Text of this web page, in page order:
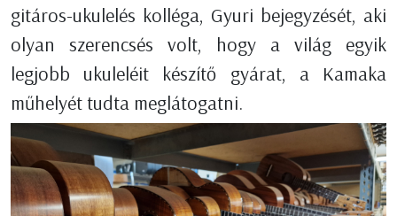
gitáros-ukulelés kolléga, Gyuri bejegyzését, aki
olyan szerencsés volt, hogy a világ egyik
legjobb ukuleléit készítő gyárat, a Kamaka
műhelyét tudta meglátogatni.